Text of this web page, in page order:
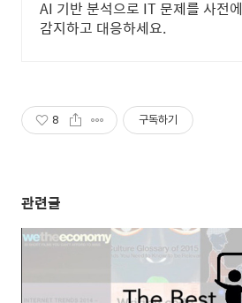
AI 기반 분석으로 IT 문제를 사전에
감지하고 대응하세요.
8 구독하기
관련글